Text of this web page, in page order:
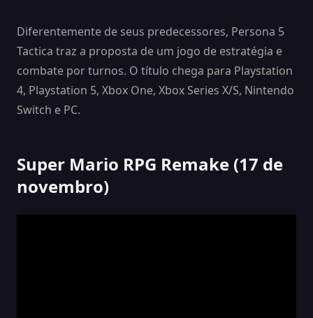
Diferentemente de seus predecessores, Persona 5
Tactica traz a proposta de um jogo de estratégia e
combate por turnos. O título chega para Playstation
4, Playstation 5, Xbox One, Xbox Series X/S, Nintendo
Switch e PC.
Super Mario RPG Remake (17 de
novembro)